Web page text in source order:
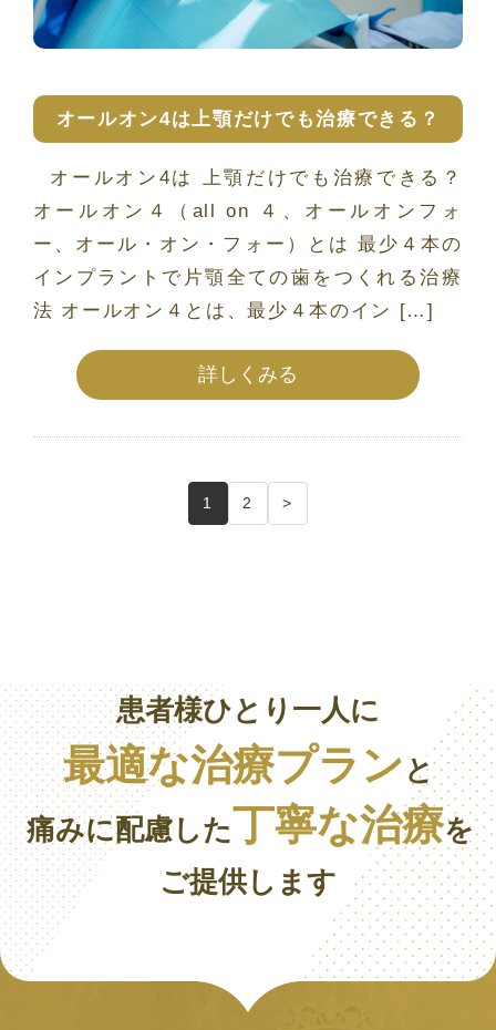
オールオン4は上顎だけでも治療できる？
オールオン4は 上顎だけでも治療できる？
オールオン４（all on ４、オールオンフォ
ー、オール・オン・フォー）とは 最少４本の
インプラントで片顎全ての歯をつくれる治療
法 オールオン４とは、最少４本のイン […]
詳しくみる
1 2 >
患者様ひとり一人に
最適な治療プラン と
痛みに配慮した丁寧な治療を
ご提供します